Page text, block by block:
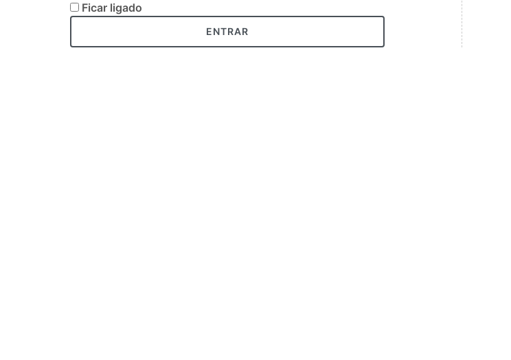
Ficar ligado
ENTRAR